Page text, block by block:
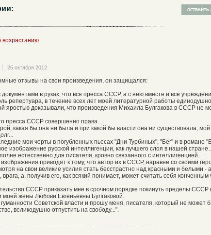
возрастанию
25 октября 2012
отзывы на свои произведения, он защищался:
в руках, что вся пресса СССР, а с нею вместе и все
репертуара, в течение всех лет моей литературной работы
яростью доказывали, что произведения Михаила Булгакова в СССР не
пресса СССР совершенно права...
какая бы она ни была и при какой бы власти она ни существовала, мой
мои черты в погубленных пьесах "Дни Турбиных", "Бег" и в романе
изображение русской интеллигенции, как лучшего слоя в нашей
естественно для писателя, кровно связанного с интеллигенцией.
изображения приводят к тому, что автор их в СССР, наравне со своими
на свои великие усилия стать бесстрастно над красными и белыми -
врага, а, получив его, как всякий понимает, может считать себя конченным
СССР приказать мне в срочном порядке покинуть пределы СССР
моей жены Любови Евгеньевны Булгаковой.
Советской власти и прошу меня, писателя, который не может
великодушно отпустить на свободу...".